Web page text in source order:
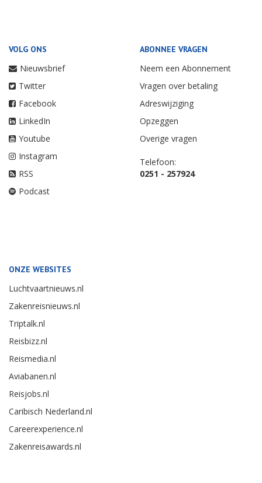
VOLG ONS
Nieuwsbrief
Twitter
Facebook
LinkedIn
Youtube
Instagram
RSS
Podcast
ABONNEE VRAGEN
Neem een Abonnement
Vragen over betaling
Adreswijziging
Opzeggen
Overige vragen
Telefoon:
0251 - 257924
ONZE WEBSITES
Luchtvaartnieuws.nl
Zakenreisnieuws.nl
Triptalk.nl
Reisbizz.nl
Reismedia.nl
Aviabanen.nl
Reisjobs.nl
Caribisch Nederland.nl
Careerexperience.nl
Zakenreisawards.nl